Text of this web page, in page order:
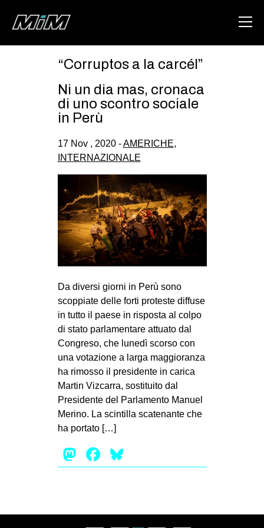
ABOUT
DEGENERAZIONE
CSOA LAMBRETTA
MSM
STUDENTI TSUNAMI
ZAM
MOBILITAZIONI
SPAZI
SPORT POPOLARE
MOVIMENTI
AMBIENTE
ANTIFASCISMO
DIRITTO ALL’ABITARE
MIGRAZIONI
STUDENTI
“Corruptos a la carcél”
Ni un dia mas, cronaca
di uno scontro sociale
in Perù
17 Nov , 2020 -AMERICHE,
INTERNAZIONALE
Da diversi giorni in Perù sono
scoppiate delle forti proteste diffuse
in tutto il paese in risposta al colpo
di stato parlamentare attuato dal
Congreso, che lunedì scorso con
una votazione a larga maggioranza
ha rimosso il presidente in carica
Martin Vizcarra, sostituito dal
Presidente del Parlamento Manuel
Merino. La scintilla scatenante che
ha portato […]
Mastodon
Facebook